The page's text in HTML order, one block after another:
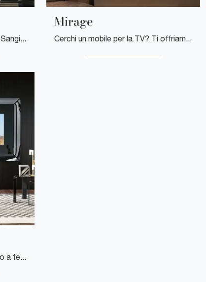
Mobile porta tv per il soggiorno Sangiacomo in laccato opaco: clicca e ottieni informazioni sul modello Pannello TV, pensato per spazi moderni.
Mirage
Cerchi un mobile per la TV? Ti offriamo il modello Mirage di Fiam in metallo, perfetto per spazi moderni.
Cerchi un mobile per la TV? Ecco a te il modello Caadre di Fiam in vetro, ideale per spazi moderni.